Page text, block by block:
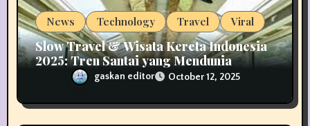
News Technology Travel Viral
Slow Travel & Wisata Kereta Indonesia
2025: Tren Santai yang Mendunia
gaskan editor October 12, 2025